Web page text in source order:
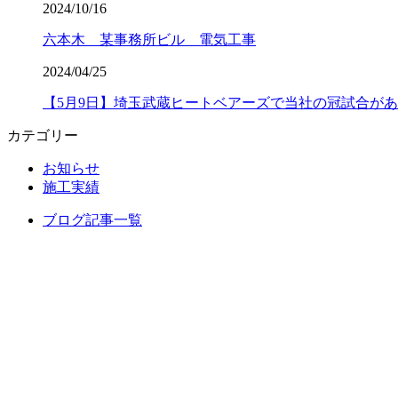
2024/10/16
六本木 某事務所ビル 電気工事
2024/04/25
【5月9日】埼玉武蔵ヒートベアーズで当社の冠試合が
カテゴリー
お知らせ
施工実績
ブログ記事一覧